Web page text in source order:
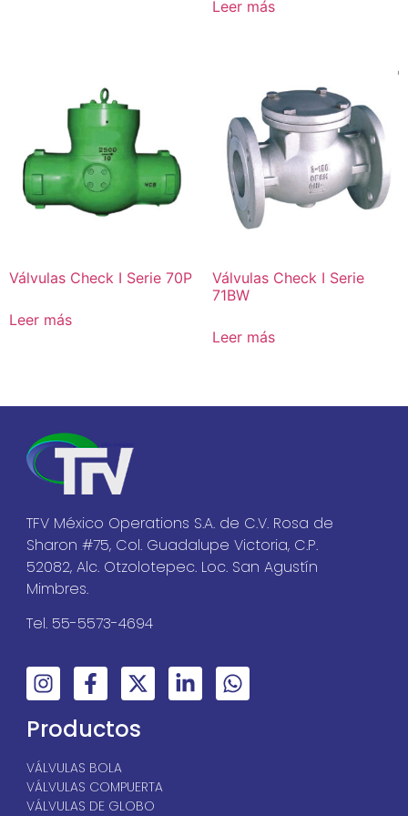
Leer más
Válvulas Check I Serie 70P
Leer más
Válvulas Check I Serie
71BW
Leer más
TFV México Operations S.A. de C.V. Rosa de
Sharon #75, Col. Guadalupe Victoria, C.P.
52082, Alc. Otzolotepec. Loc. San Agustín
Mimbres.
Tel. 55-5573-4694
Productos
VÁLVULAS BOLA
VÁLVULAS COMPUERTA
VÁLVULAS DE GLOBO